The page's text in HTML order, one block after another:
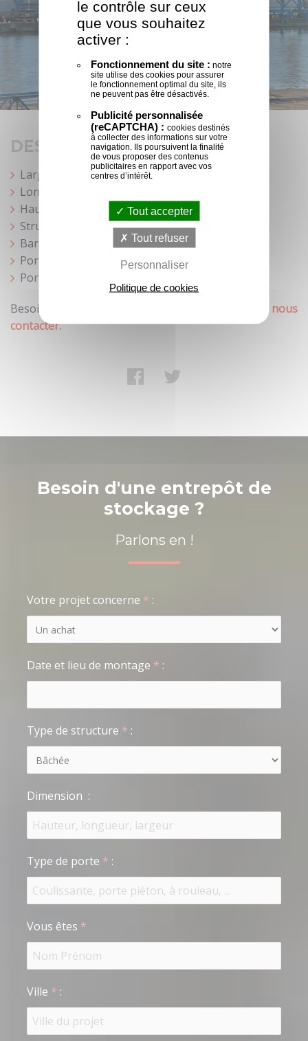
DESCRIPTIF TECHNIQUE :
Largeur : 20 m
Longueur : 30 m
Hauteur : 4 m sous sablière
Structure en profilé aluminium S25
Bardage extérieur
Porte coulissante
Porte de service
Besoin d'un entrepôt de stockage, n'hésitez-pas à
nous
contacter.
Besoin d'une entrepôt de
stockage ?
Parlons en !
Votre projet concerne * :
Date et lieu de montage * :
Type de structure * :
Dimension :
Type de porte * :
Vous êtes *
Ville * :
le contrôle sur ceux
que vous souhaitez
activer :
Fonctionnement du site : notre
site utilise des cookies pour assurer
le fonctionnement optimal du site, ils
ne peuvent pas être désactivés.
Publicité personnalisée
(reCAPTCHA) : cookies destinés
à collecter des informations sur votre
navigation. Ils poursuivent la finalité
de vous proposer des contenus
publicitaires en rapport avec vos
centres d’intérêt.
Tout accepter
Tout refuser
Personnaliser
Politique de cookies